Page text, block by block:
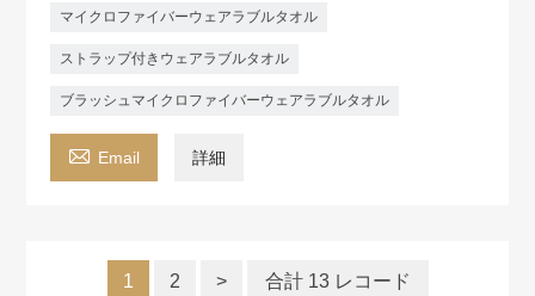
マイクロファイバーウェアラブルタオル
ストラップ付きウェアラブルタオル
ブラッシュマイクロファイバーウェアラブルタオル
 Email 詳細
1 2 > 合計 13 レコード